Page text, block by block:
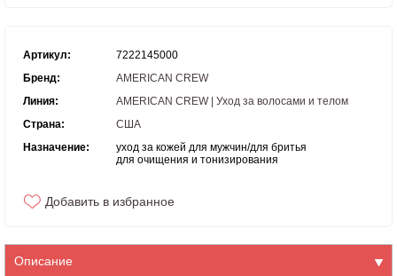
Артикул:
7222145000
Бренд:
AMERICAN CREW
Линия:
AMERICAN CREW | Уход за волосами и телом
Страна:
США
Назначение:
уход за кожей для мужчин/для бритья
для очищения и тонизирования
Добавить в избранное
Описание